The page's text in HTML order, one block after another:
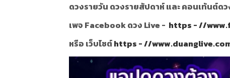
ดวงรายวัน ดวงรายสัปดาห์ และ คอนเท้นต์ด
เพจ Facebook ดวง Live - https - //
หรือ เว็บไซต์https - //